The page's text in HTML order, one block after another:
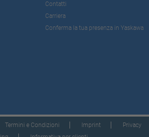
Contatti
Carriera
Conferma la tua presenza in Yaskawa
Termini e Condizioni Imprint
Privacy